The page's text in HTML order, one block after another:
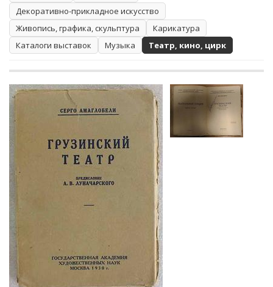
Декоративно-прикладное искусство
Живопись, графика, скульптура
Карикатура
Каталоги выставок
Музыка Театр, кино, цирк